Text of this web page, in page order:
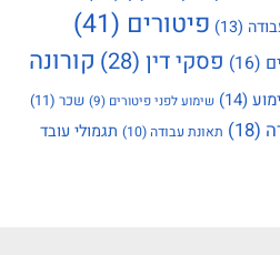
(13) פיטורים (41)
(16) פסקי דין (28)
קורונה
(14) שימוע לפני פיטורים (9) שכר (11)
(18) תאונת עבודה (10)
תגמולי עובד